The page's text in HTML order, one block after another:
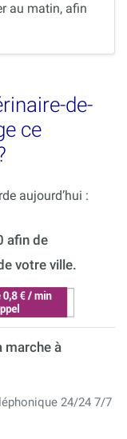
au matin, afin
de-
ce
aujourd’hui :
afin de
votre ville.
marche à
24/24 7/7